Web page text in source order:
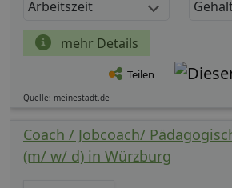
Arbeitszeit
mehr Details
Teilen
Quelle: meinestadt.de
Coach / Jobcoach/
(m/ w/ d) in Würzburg